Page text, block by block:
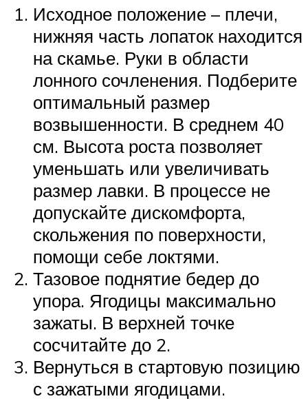
Исходное положение – плечи,
нижняя часть лопаток находится
на скамье. Руки в области
лонного сочленения. Подберите
оптимальный размер
возвышенности. В среднем 40
см. Высота роста позволяет
уменьшать или увеличивать
размер лавки. В процессе не
допускайте дискомфорта,
скольжения по поверхности,
помощи себе локтями.
Тазовое поднятие бедер до
упора. Ягодицы максимально
зажаты. В верхней точке
сосчитайте до 2.
Вернуться в стартовую позицию
с зажатыми ягодицами.